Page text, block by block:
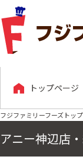
トップページ
フジファミリーフーズトップ
アニー神辺店